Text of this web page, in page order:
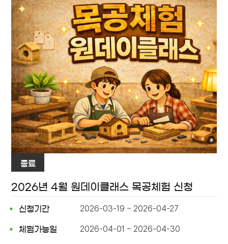
종료
2026년 4월 원데이클래스 목공체험 신청
신청기간 2026-03-19 ~ 2026-04-27
체험가능일 2026-04-01 ~ 2026-04-30